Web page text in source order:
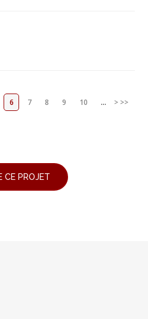
6 7 8 9 10 ... > >>